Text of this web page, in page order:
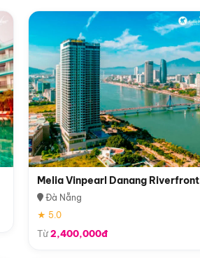
Melia Vinpearl Danang Riverfront
Đà Nẵng
★ 5.0
Từ2,400,000đ